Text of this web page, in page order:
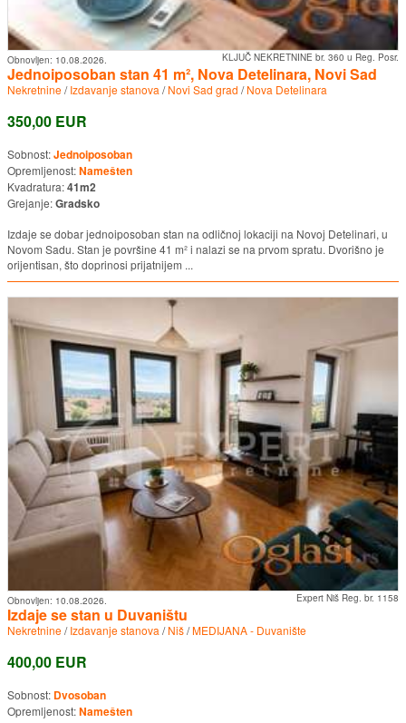
KLJUČ NEKRETNINE br. 360 u Reg. Posr.
Obnovljen: 10.08.2026.
Jednoiposoban stan 41 m², Nova Detelinara, Novi Sad
Nekretnine/Izdavanje stanova /Novi Sad grad /Nova Detelinara
350,00 EUR
Sobnost:Jednoiposoban
Opremljenost:Namešten
Kvadratura:41m2
Grejanje:Gradsko
Izdaje se dobar jednoiposoban stan na odličnoj lokaciji na Novoj Detelinari, u
Novom Sadu. Stan je površine 41 m² i nalazi se na prvom spratu. Dvorišno je
orijentisan, što doprinosi prijatnijem ...
Expert Niš Reg. br. 1158
Obnovljen: 10.08.2026.
Izdaje se stan u Duvaništu
Nekretnine/Izdavanje stanova /Niš/MEDIJANA - Duvanište
400,00 EUR
Sobnost: Dvosoban
Opremljenost:Namešten